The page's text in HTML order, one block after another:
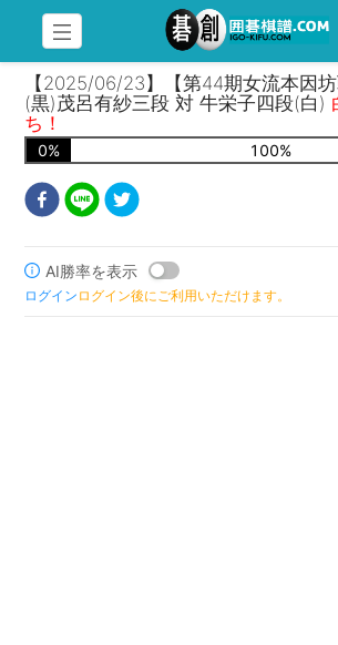
【2025/06/23】【第44期女流本因坊
(黒)茂呂有紗三段 対 牛栄子四段(白)
ち！
0% 100%
AI勝率を表示
ログイン ログイン後にご利用いただけます。